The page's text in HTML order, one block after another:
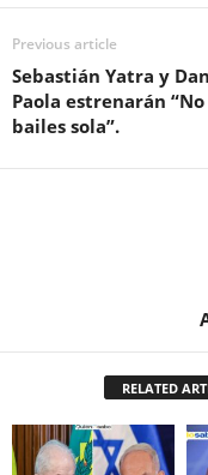
Previous article
Sebastián Yatra y
Paola estrenarán “No
bailes sola”.
RELATED